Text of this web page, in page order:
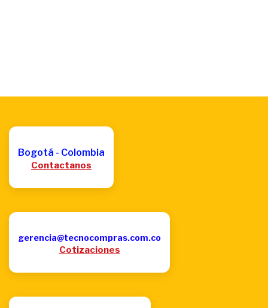
Bogotá - Colombia
Contactanos
gerencia@tecnocompras.com.co
Cotizaciones